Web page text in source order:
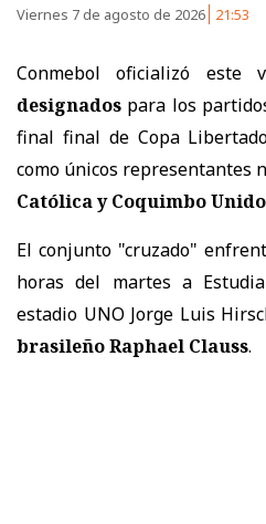
Viernes 7 de agosto de 2026 21:53
Conmebol oficializó este
designados para los
final final de Copa
como únicos representantes
Católica y Coquimbo Unido
El conjunto "cruzado"
horas del martes a
estadio UNO Jorge Luis
brasileño Raphael Clauss.